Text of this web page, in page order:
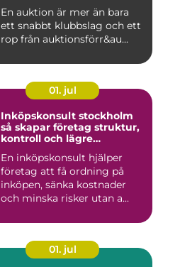
En auktion är mer än bara
ett snabbt klubbslag och ett
rop från auktionsförr&au...
01. jul
Inköpskonsult stockholm
så skapar företag struktur,
kontroll och lägre
En inköpskonsult hjälper
företag att få ordning på
inköpen, sänka kostnader
och minska risker utan a...
01. jul